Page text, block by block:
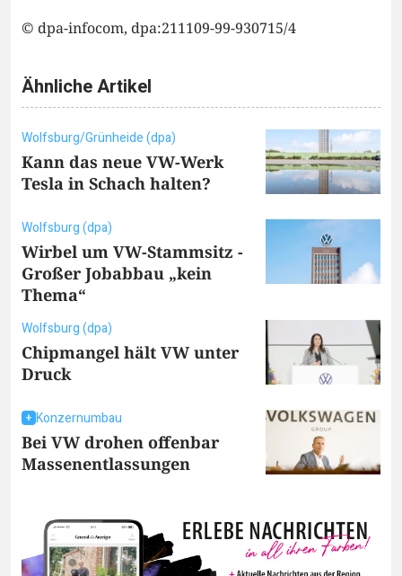
© dpa-infocom, dpa:211109-99-930715/4
Ähnliche Artikel
Wolfsburg/Grünheide (dpa)
Kann das neue VW-Werk
Tesla in Schach halten?
Wolfsburg (dpa)
Wirbel um VW-Stammsitz -
Großer Jobabbau „kein
Thema“
Wolfsburg (dpa)
Chipmangel hält VW unter
Druck
Konzernumbau
Bei VW drohen offenbar
Massenentlassungen